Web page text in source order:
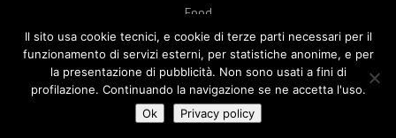
Food
Green
Pets
Street Style
Il sito usa cookie tecnici, e cookie di terze parti necessari per il
funzionamento di servizi esterni, per statistiche anonime, e per
la presentazione di pubblicità. Non sono usati a fini di
profilazione. Continuando la navigazione se ne accetta l'uso.
Ok
Privacy policy